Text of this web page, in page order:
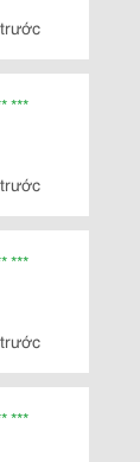
***
***
***